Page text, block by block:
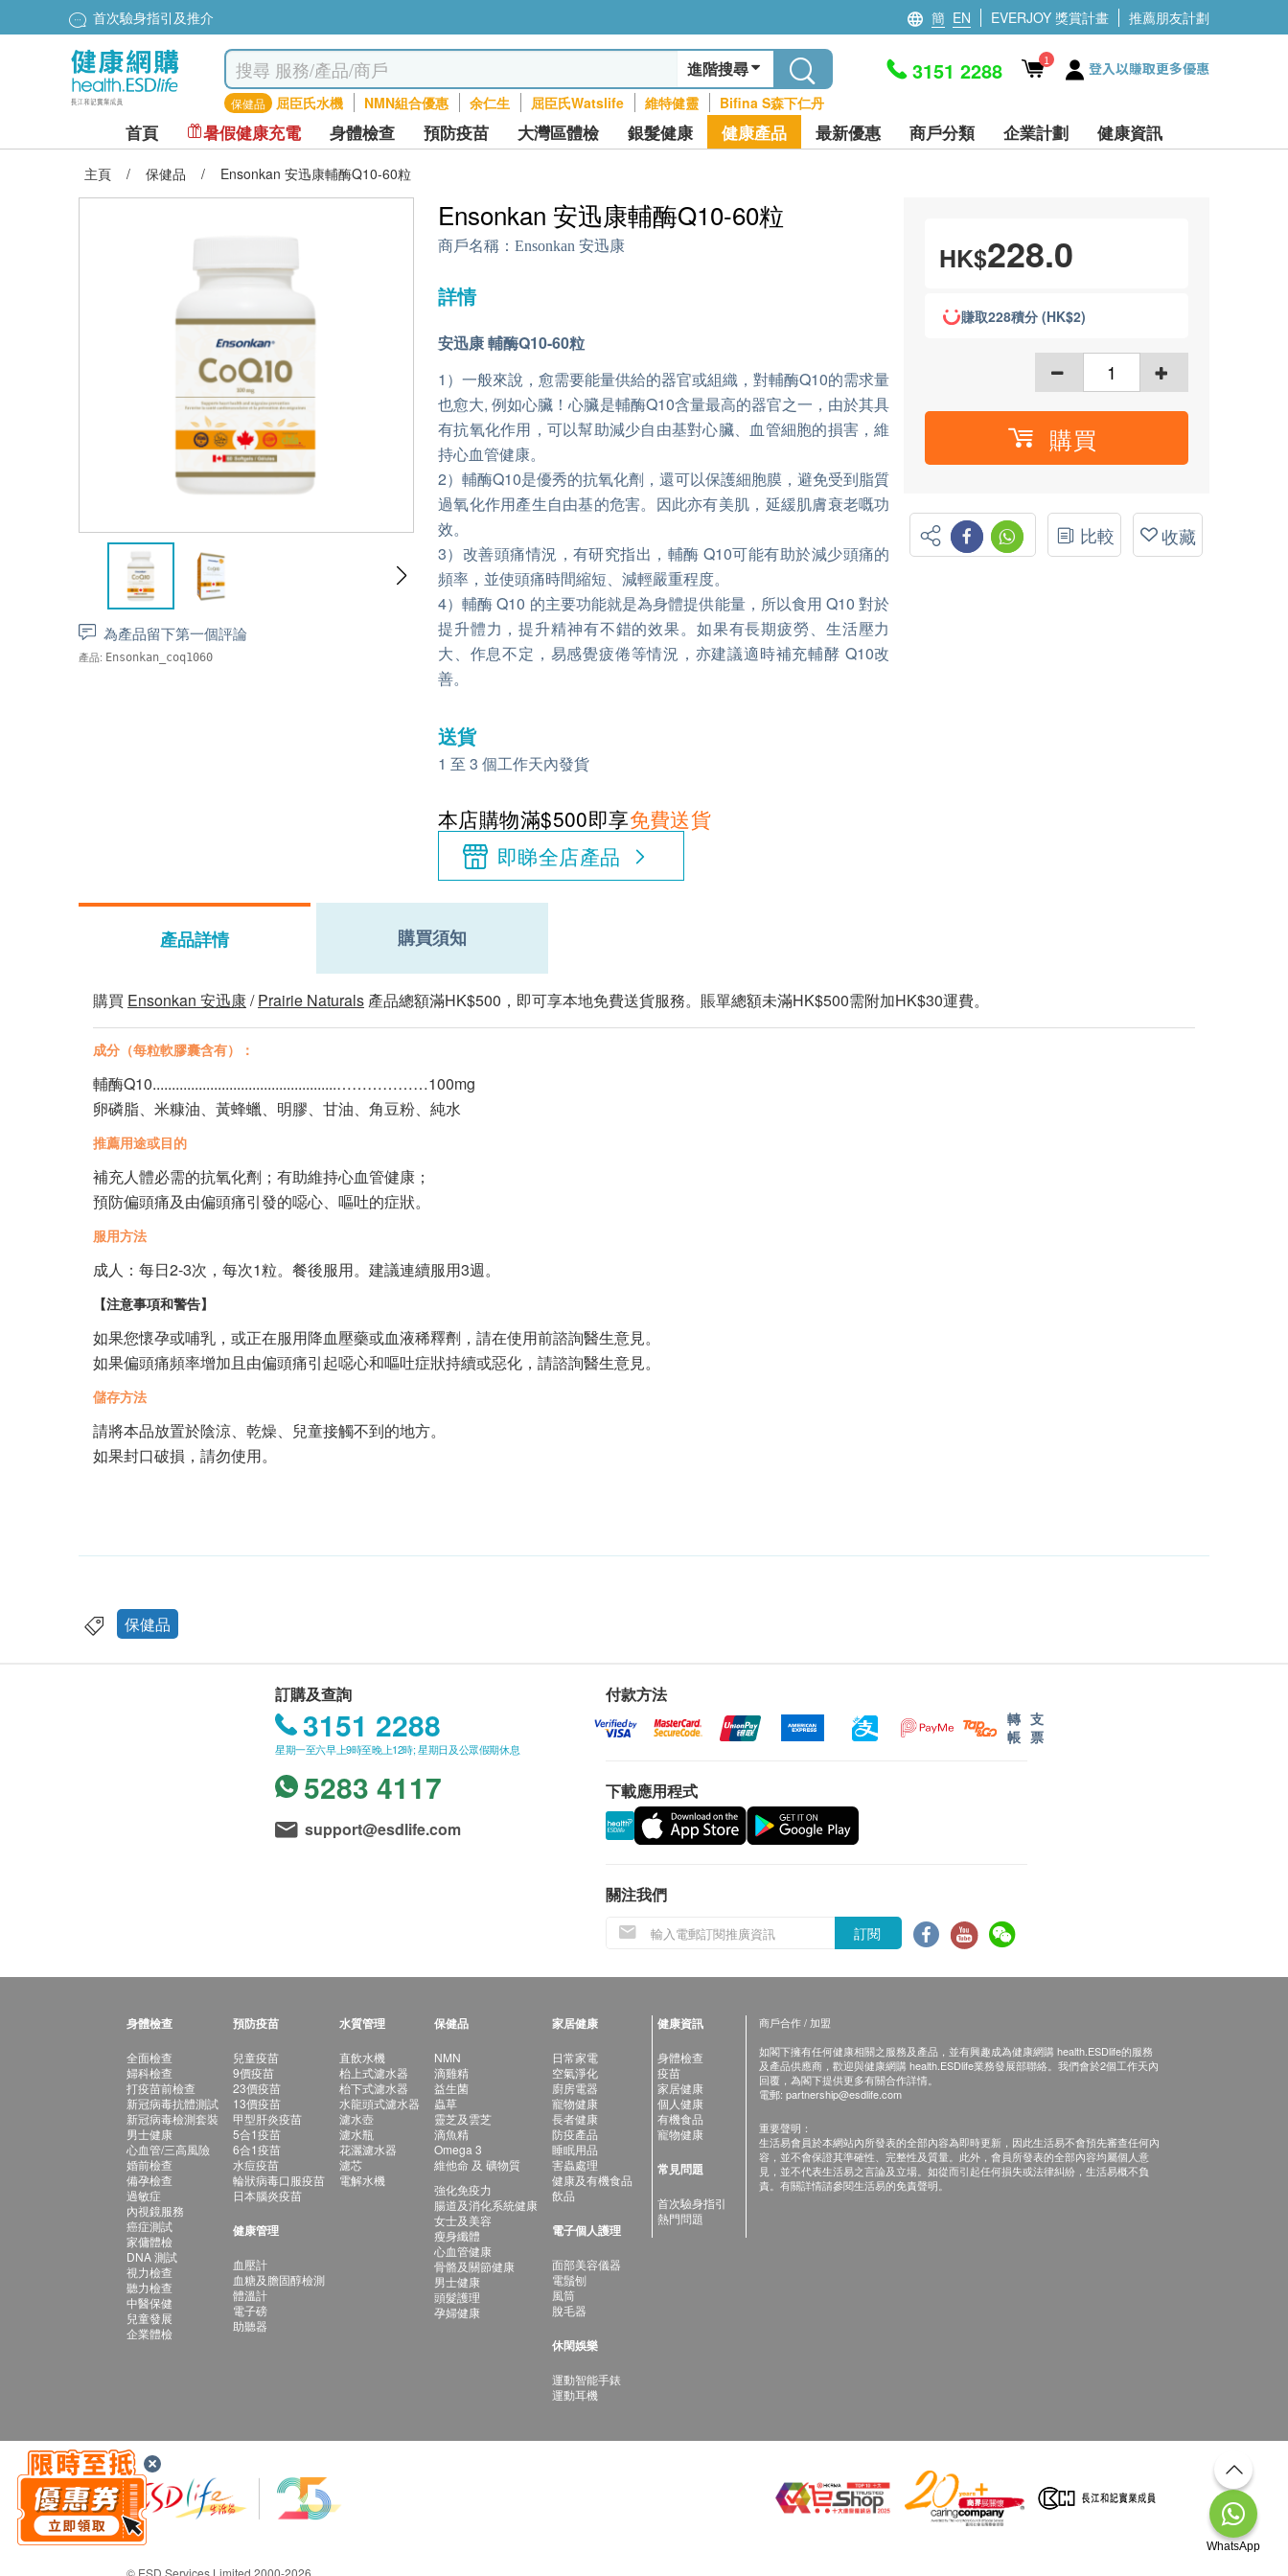
首次驗身指引及推介 簡 EN EVERJOY 獎賞計畫 推薦朋友計劃
進階搜尋
保健品 屈臣氏水機 NMN組合優惠 余仁生 屈臣氏Watslife 維特健靈 Bifina S森下仁丹
3151 2288 1 登入以賺取更多優惠
首頁 暑假健康充電 身體檢查 預防疫苗 大灣區體檢 銀髮健康 健康產品 最新優惠 商戶分類 企業計劃 健康資訊
主頁 / 保健品 / Ensonkan 安迅康輔酶Q10-60粒
為產品留下第一個評論
產品: Ensonkan_coq1060
Ensonkan 安迅康輔酶Q10-60粒
商戶名稱： Ensonkan 安迅康
詳情
安迅康 輔酶Q10-60粒
1）一般來說，愈需要能量供給的器官或組織，對輔酶Q10的需求量
也愈大, 例如心臟！心臟是輔酶Q10含量最高的器官之一，由於其具
有抗氧化作用，可以幫助減少自由基對心臟、血管細胞的損害，維
持心血管健康。
2）輔酶Q10是優秀的抗氧化劑，還可以保護細胞膜，避免受到脂質
過氧化作用產生自由基的危害。因此亦有美肌，延緩肌膚衰老嘅功
效。
3）改善頭痛情況，有研究指出，輔酶 Q10可能有助於減少頭痛的
頻率，並使頭痛時間縮短、減輕嚴重程度。
4）輔酶 Q10 的主要功能就是為身體提供能量，所以食用 Q10 對於
提升體力，提升精神有不錯的效果。如果有長期疲勞、生活壓力
大、作息不定，易感覺疲倦等情況，亦建議適時補充輔酵 Q10改
善。
送貨
1 至 3 個工作天內發貨
本店購物滿$500即享免費送貨
即睇全店產品
HK$228.0
賺取228積分 (HK$2)
購買
比較 收藏
產品詳情 購買須知
購買 Ensonkan 安迅康/Prairie Naturals 產品總額滿HK$500，即可享本地免費送貨服務。賬單總額未滿HK$500需附加HK$30運費。
成分（每粒軟膠囊含有）：
輔酶Q10................................................………………100mg
卵磷脂、米糠油、黃蜂蠟、明膠、甘油、角豆粉、純水
推薦用途或目的
補充人體必需的抗氧化劑；有助維持心血管健康；
預防偏頭痛及由偏頭痛引發的噁心、嘔吐的症狀。
服用方法
成人：每日2-3次，每次1粒。餐後服用。建議連續服用3週。
【注意事項和警告】
如果您懷孕或哺乳，或正在服用降血壓藥或血液稀釋劑，請在使用前諮詢醫生意見。
如果偏頭痛頻率增加且由偏頭痛引起噁心和嘔吐症狀持續或惡化，請諮詢醫生意見。
儲存方法
請將本品放置於陰涼、乾燥、兒童接觸不到的地方。
如果封口破損，請勿使用。
保健品
訂購及查詢
3151 2288
星期一至六早上9時至晚上12時; 星期日及公眾假期休息
5283 4117
support@esdlife.com
付款方法
轉
帳
支
票
下載應用程式
關注我們
訂閱
身體檢查
全面檢查
婦科檢查
打疫苗前檢查
新冠病毒抗體測試
新冠病毒檢測套裝
男士健康
心血管/三高風險
婚前檢查
備孕檢查
過敏症
內視鏡服務
癌症測試
家傭體檢
DNA 測試
視力檢查
聽力檢查
中醫保健
兒童發展
企業體檢
預防疫苗
兒童疫苗
9價疫苗
23價疫苗
13價疫苗
甲型肝炎疫苗
5合1疫苗
6合1疫苗
水痘疫苗
輪狀病毒口服疫苗
日本腦炎疫苗
健康管理
血壓計
血糖及膽固醇檢測
體溫計
電子磅
助聽器
水質管理
直飲水機
枱上式濾水器
枱下式濾水器
水龍頭式濾水器
濾水壺
濾水瓶
花灑濾水器
濾芯
電解水機
保健品
NMN
滴雞精
益生菌
蟲草
靈芝及雲芝
滴魚精
Omega 3
維他命 及 礦物質
強化免疫力
腸道及消化系統健康
女士及美容
瘦身纖體
心血管健康
骨骼及關節健康
男士健康
頭髮護理
孕婦健康
家居健康
日常家電
空氣淨化
廚房電器
寵物健康
長者健康
防疫產品
睡眠用品
害蟲處理
健康及有機食品
飲品
電子個人護理
面部美容儀器
電鬚刨
風筒
脫毛器
休閑娛樂
運動智能手錶
運動耳機
健康資訊
身體檢查
疫苗
家居健康
個人健康
有機食品
寵物健康
常見問題
首次驗身指引
熱門問題
商戶合作 / 加盟
如閣下擁有任何健康相關之服務及產品，並有興趣成為健康網購 health.ESDlife的服務
及產品供應商，歡迎與健康網購 health.ESDlife業務發展部聯絡。我們會於2個工作天內
回覆，為閣下提供更多有關合作詳情。
電郵: partnership@esdlife.com
重要聲明：
生活易會員於本網站內所發表的全部內容為即時更新，因此生活易不會預先審查任何內
容，並不會保證其準確性、完整性及質量。此外，會員所發表的全部內容均屬個人意
見，並不代表生活易之言論及立場。如從而引起任何損失或法律糾紛，生活易概不負
責。有關詳情請參閱生活易的免責聲明。
© ESD Services Limited 2000-2026
WhatsApp